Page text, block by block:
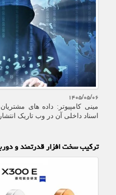
۱۴۰۵/۰۵/۰۶
مینی کامپیوتر: داده های
اسناد داخلی آن در وب تاریک
ترکیب سخت افزار قدرتمند و